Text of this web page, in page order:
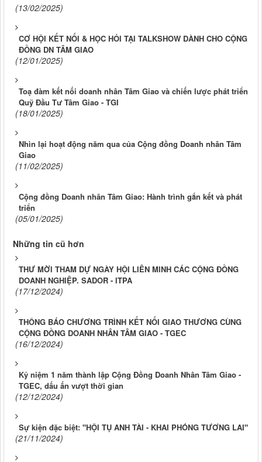
(13/02/2025)
CƠ HỘI KẾT NỐI & HỌC HỎI TẠI TALKSHOW DÀNH CHO CỘNG
ĐỒNG DN TÂM GIAO
(12/01/2025)
Toạ đàm kết nối doanh nhân Tâm Giao và chiến lược phát triển
Quỹ Đầu Tư Tâm Giao - TGI
(18/01/2025)
Nhìn lại hoạt động năm qua của Cộng đồng Doanh nhân Tâm
Giao
(11/02/2025)
Cộng đồng Doanh nhân Tâm Giao: Hành trình gắn kết và phát
triển
(05/01/2025)
Những tin cũ hơn
THƯ MỜI THAM DỰ NGÀY HỘI LIÊN MINH CÁC CỘNG ĐỒNG
DOANH NGHIỆP. SADOR - ITPA
(17/12/2024)
THÔNG BÁO CHƯƠNG TRÌNH KẾT NỐI GIAO THƯƠNG CÙNG
CỘNG ĐỒNG DOANH NHÂN TÂM GIAO - TGEC
(16/12/2024)
Kỷ niệm 1 năm thành lập Cộng Đồng Doanh Nhân Tâm Giao -
TGEC, dấu ấn vượt thời gian
(12/12/2024)
Sự kiện đặc biệt: "HỘI TỤ ANH TÀI - KHAI PHÓNG TƯƠNG LAI"
(21/11/2024)